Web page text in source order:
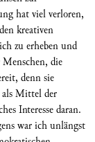
hat viel verloren,
kreativen
zu erheben und
Menschen, die
denn sie
als Mittel der
Interesse daran.
war ich unlängst